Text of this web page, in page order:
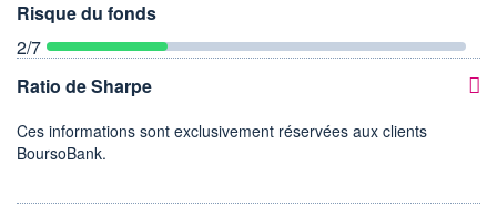
Risque du fonds
2/7
Ratio de Sharpe
Ces informations sont exclusivement réservées aux clients
BoursoBank.